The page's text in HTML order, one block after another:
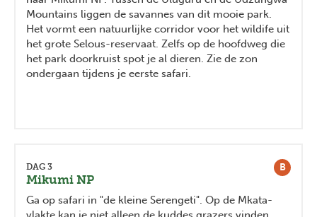
Mountains liggen de savannes van dit mooie park.
Het vormt een natuurlijke corridor voor het wildife uit
het grote Selous-reservaat. Zelfs op de hoofdweg die
het park doorkruist spot je al dieren. Zie de zon
ondergaan tijdens je eerste safari.
B
DAG 3
Mikumi NP
Ga op safari in "de kleine Serengeti". Op de Mkata-